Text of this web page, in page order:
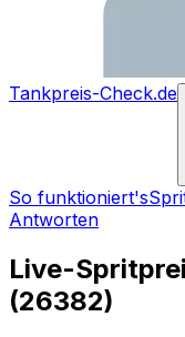
Tankpreis-Check.de
So funktioniert's
Antworten
Live-
(26382)